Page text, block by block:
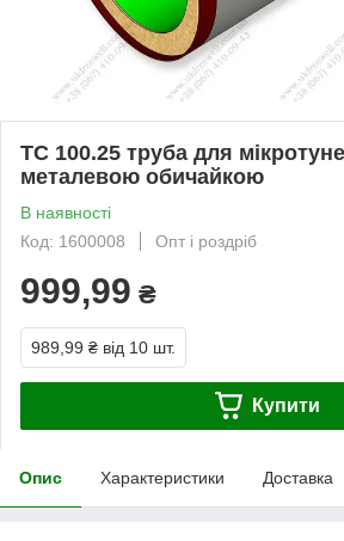
ТC 100.25 труба для
металевою обичайкою
В наявності
Код: 1600008
Опт і роздріб
999,99 ₴
989,99 ₴ від 10 шт.
Купити
Опис Характеристики Доставка